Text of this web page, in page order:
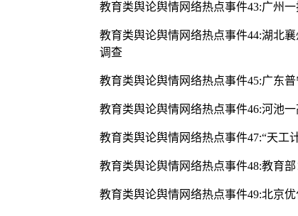
教育类舆论舆情网络热点事件43:广州
教育类舆论舆情网络热点事件44:湖北
调查
教育类舆论舆情网络热点事件45:广东
教育类舆论舆情网络热点事件46:河池
教育类舆论舆情网络热点事件47:“天工
教育类舆论舆情网络热点事件48:教育
教育类舆论舆情网络热点事件49:北京